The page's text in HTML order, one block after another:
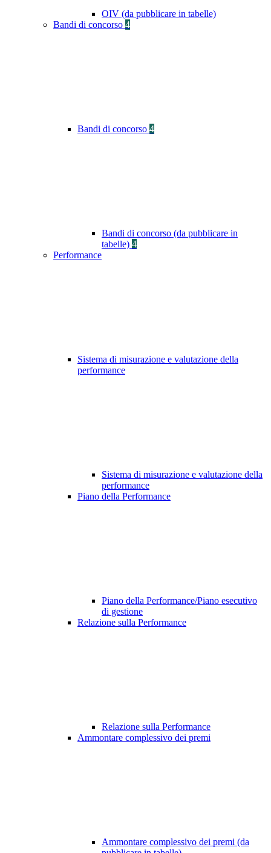
OIV (da pubblicare in tabelle)
Bandi di concorso 4
Bandi di concorso 4
Bandi di concorso (da pubblicare in
tabelle) 4
Performance
Sistema di misurazione e valutazione della
performance
Sistema di misurazione e valutazione della
performance
Piano della Performance
Piano della Performance/Piano esecutivo
di gestione
Relazione sulla Performance
Relazione sulla Performance
Ammontare complessivo dei premi
Ammontare complessivo dei premi (da